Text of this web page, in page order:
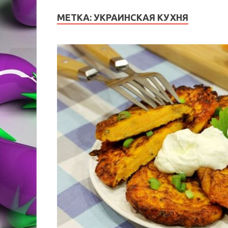
МЕТКА: УКРАИНСКАЯ КУХНЯ